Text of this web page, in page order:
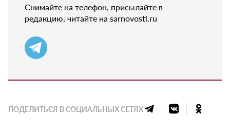
Снимайте на телефон, присылайте в
редакцию, читайте на sarnovosti.ru
ПОДЕЛИТЬСЯ В СОЦИАЛЬНЫХ СЕТЯХ